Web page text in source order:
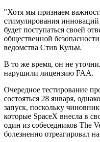
"Хотя мы признаем
стимулирования
будет поступаться своей
общественной
ведомства Стив Кульм.
В то же время, он не
нарушили лицензию FAA.
Очередное тестирование
состояться 28 января,
запуск, поскольку
которые SpaceX внесла в
один из собеседников The
болезненно отреагировал